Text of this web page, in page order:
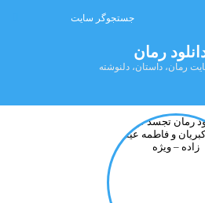
رمان
رمان، داستان، دلنوشته